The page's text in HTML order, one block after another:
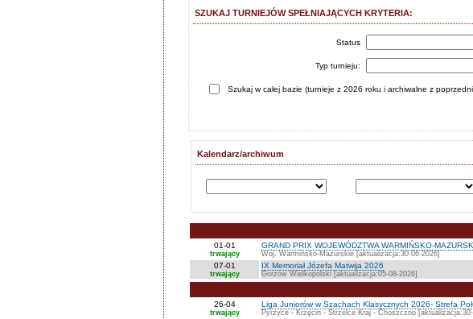
SZUKAJ TURNIEJÓW SPEŁNIAJĄCYCH KRYTERIA:
Status
Typ turnieju:
Szukaj w całej bazie (turnieje z 2026 roku i archiwalne z
Kalendarz/archiwum
01-01
trwający
GRAND PRIX WOJEWÓDZTWA WARMIŃSKO-
Woj. Warmińsko-Mazurskie [aktualizacja:30-06-2026]
07-01
trwający
IX Memoriał Józefa Matwija 2026
Gorzów Wielkopolski [aktualizacja:05-08-2026]
26-04
trwający
Liga Juniorów w Szachach Klasycznych 2026- Strefa
Pyrzyce - Krzęcin - Strzelce Kraj - Choszczno [aktualizacja:30-